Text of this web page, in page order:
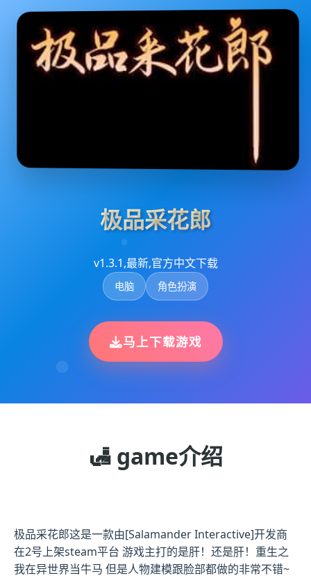
极品采花郎
v1.3.1,最新,官方中文下载
电脑 角色扮演
马上下载游戏
🛃 game介绍
极品采花郎这是一款由[Salamander Interactive]开发商
在2号上架steam平台 游戏主打的是肝！还是肝！重生之
我在异世界当牛马 但是人物建模跟脸部都做的非常不错~